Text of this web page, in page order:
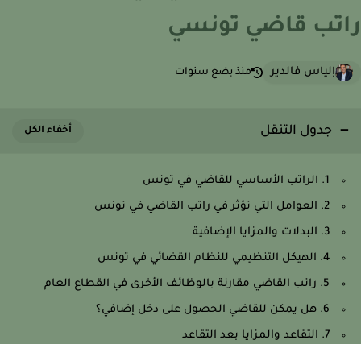
قاضي تونسي
إلياس فالدير منذ بضع سنوات
جدول التنقل
1. الراتب الأساسي للقاضي في تونس
2. العوامل التي تؤثر في راتب القاضي في تونس
3. البدلات والمزايا الإضافية
4. الهيكل التنظيمي للنظام القضائي في تونس
5. راتب القاضي مقارنة بالوظائف الأخرى في القطاع العام
6. هل يمكن للقاضي الحصول على دخل إضافي؟
7. التقاعد والمزايا بعد التقاعد